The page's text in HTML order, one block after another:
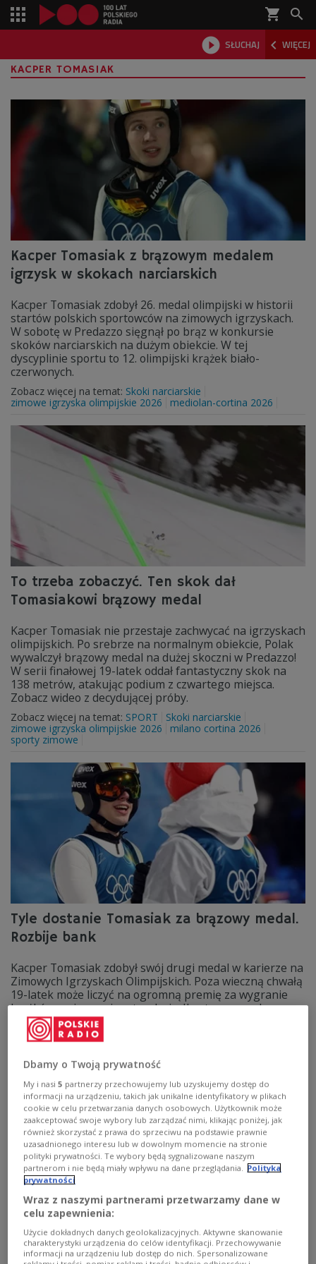
shopping_cart 
 SŁUCHAJ  WIĘCEJ

KACPER TOMASIAK
Kacper Tomasiak z brązowym medalem
igrzysk w skokach narciarskich
Kacper Tomasiak zdobył 26. medal olimpijski w historii
startów polskich sportowców na zimowych igrzyskach.
W sobotę w Predazzo sięgnął po brąz w konkursie
skoków narciarskich na dużym obiekcie. W tej
dyscyplinie sportu to 12. olimpijski krążek biało-
czerwonych.
Zobacz więcej na temat: Skoki narciarskie
zimowe igrzyska olimpijskie 2026
mediolan-cortina 2026
To trzeba zobaczyć. Ten skok dał
Tomasiakowi brązowy medal
Kacper Tomasiak nie przestaje zachwycać na igrzyskach
olimpijskich. Po srebrze na normalnym obiekcie, Polak
wywalczył brązowy medal na dużej skoczni w Predazzo!
W serii finałowej 19-latek oddał fantastyczny skok na
138 metrów, atakując podium z czwartego miejsca.
Zobacz wideo z decydującej próby.
Zobacz więcej na temat: SPORT
Skoki narciarskie
zimowe igrzyska olimpijskie 2026
milano cortina 2026
sporty zimowe
Tyle dostanie Tomasiak za brązowy medal.
Rozbije bank
Kacper Tomasiak zdobył swój drugi medal w karierze na
Zimowych Igrzyskach Olimpijskich. Poza wieczną chwałą
19-latek może liczyć na ogromną premię za wygranie
krążków na imprezie czterolecia. Ile otrzyma za brąz
ZIO?
Zobacz więcej na temat:
SPORT
Kacper Tomasiak z brązowym medalem.
Dbamy o Twoją prywatność
My i nasi5 partnerzy przechowujemy lub uzyskujemy dostęp do
informacji na urządzeniu, takich jak unikalne identyfikatory w plikach
cookie w celu przetwarzania danych osobowych. Użytkownik może
zaakceptować swoje wybory lub zarządzać nimi, klikając poniżej, jak
również skorzystać z prawa do sprzeciwu na podstawie prawnie
uzasadnionego interesu lub w dowolnym momencie na stronie
polityki prywatności. Te wybory będą sygnalizowane naszym
partnerom i nie będą miały wpływu na dane przeglądania. Polityka
prywatności
Wraz z naszymi partnerami przetwarzamy dane w
celu zapewnienia:
Użycie dokładnych danych geolokalizacyjnych. Aktywne skanowanie
charakterystyki urządzenia do celów identyfikacji. Przechowywanie
informacji na urządzeniu lub dostęp do nich. Spersonalizowane